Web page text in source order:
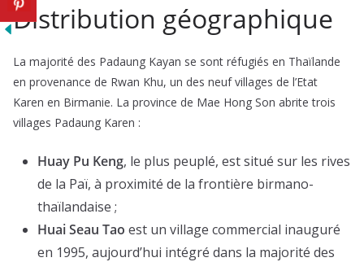
Distribution géographique
La majorité des Padaung Kayan se sont réfugiés en Thaïlande
en provenance de Rwan Khu, un des neuf villages de l’Etat
Karen en Birmanie. La province de Mae Hong Son abrite trois
villages Padaung Karen :
Huay Pu Keng, le plus peuplé, est situé sur les rives
de la Paï, à proximité de la frontière birmano-
thaïlandaise ;
Huai Seau Tao est un village commercial inauguré
en 1995, aujourd’hui intégré dans la majorité des